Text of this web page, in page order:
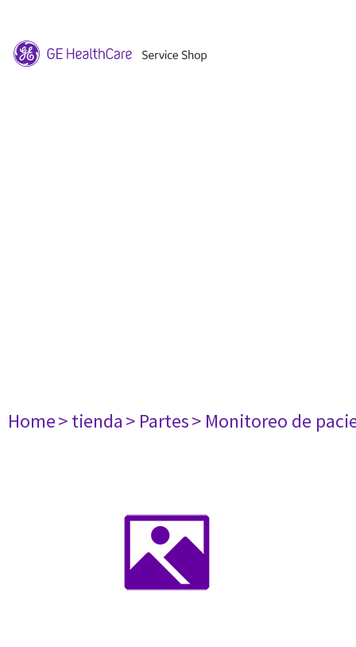
Home> tienda> Partes> Monitoreo de